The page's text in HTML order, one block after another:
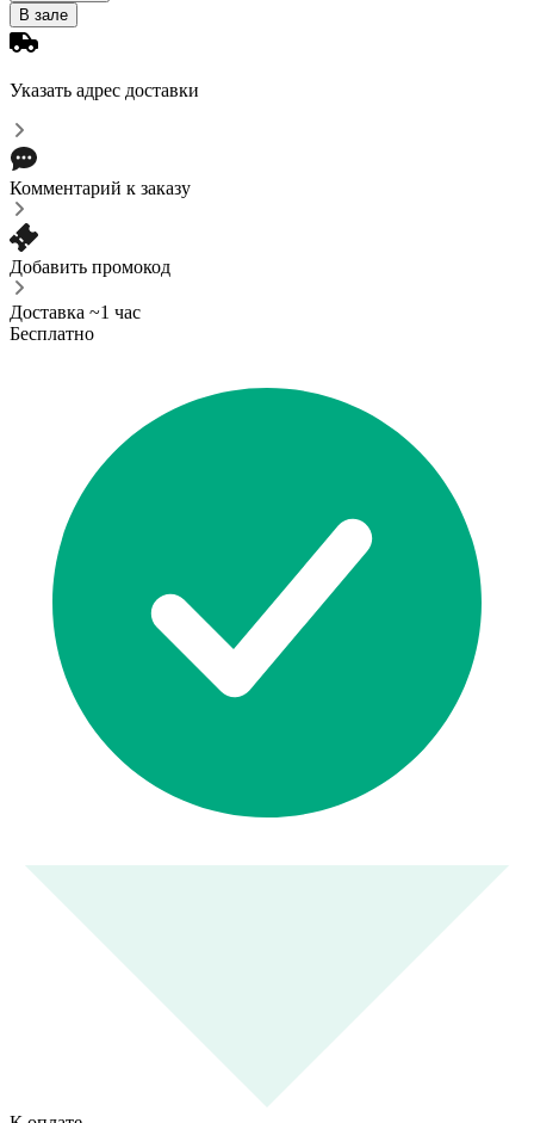
В зале
Указать адрес доставки
Комментарий к заказу
Добавить промокод
Доставка ~1 час
Бесплатно